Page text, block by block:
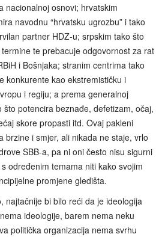
nacionalnoj osnovi; hrvatskim
navodnu “hrvatsku ugrozbu” i tako
partner HDZ-u; srpskim tako što
te prebacuje odgovornost za rat
i Bošnjaka; stranim centrima tako
konkurente kao ekstremističku i
i regiju; a prema generalnoj
što potencira beznađe, defetizam, očaj,
skore propasti itd. Ovaj pakleni
brzine i smjer, ali nikada ne staje, vrlo
SBB-a, pa ni oni često nisu sigurni
određenim temama niti kako svojim
promjene gledišta.
najtačnije bi bilo reći da je ideologija
ideologije, barem nema neku
politička organizacija nema svrhu